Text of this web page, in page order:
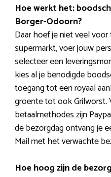
Hoe werkt het:
Borger-Odoorn?
Daar hoef je niet veel
supermarkt, voer jouw
selecteer een
kies al je benodigde
toegang tot een royaal
groente tot ook Grilworst.
betaalmethodes zijn
de bezorgdag ontvang je
Mail met het verwachte
Hoe hoog zijn de